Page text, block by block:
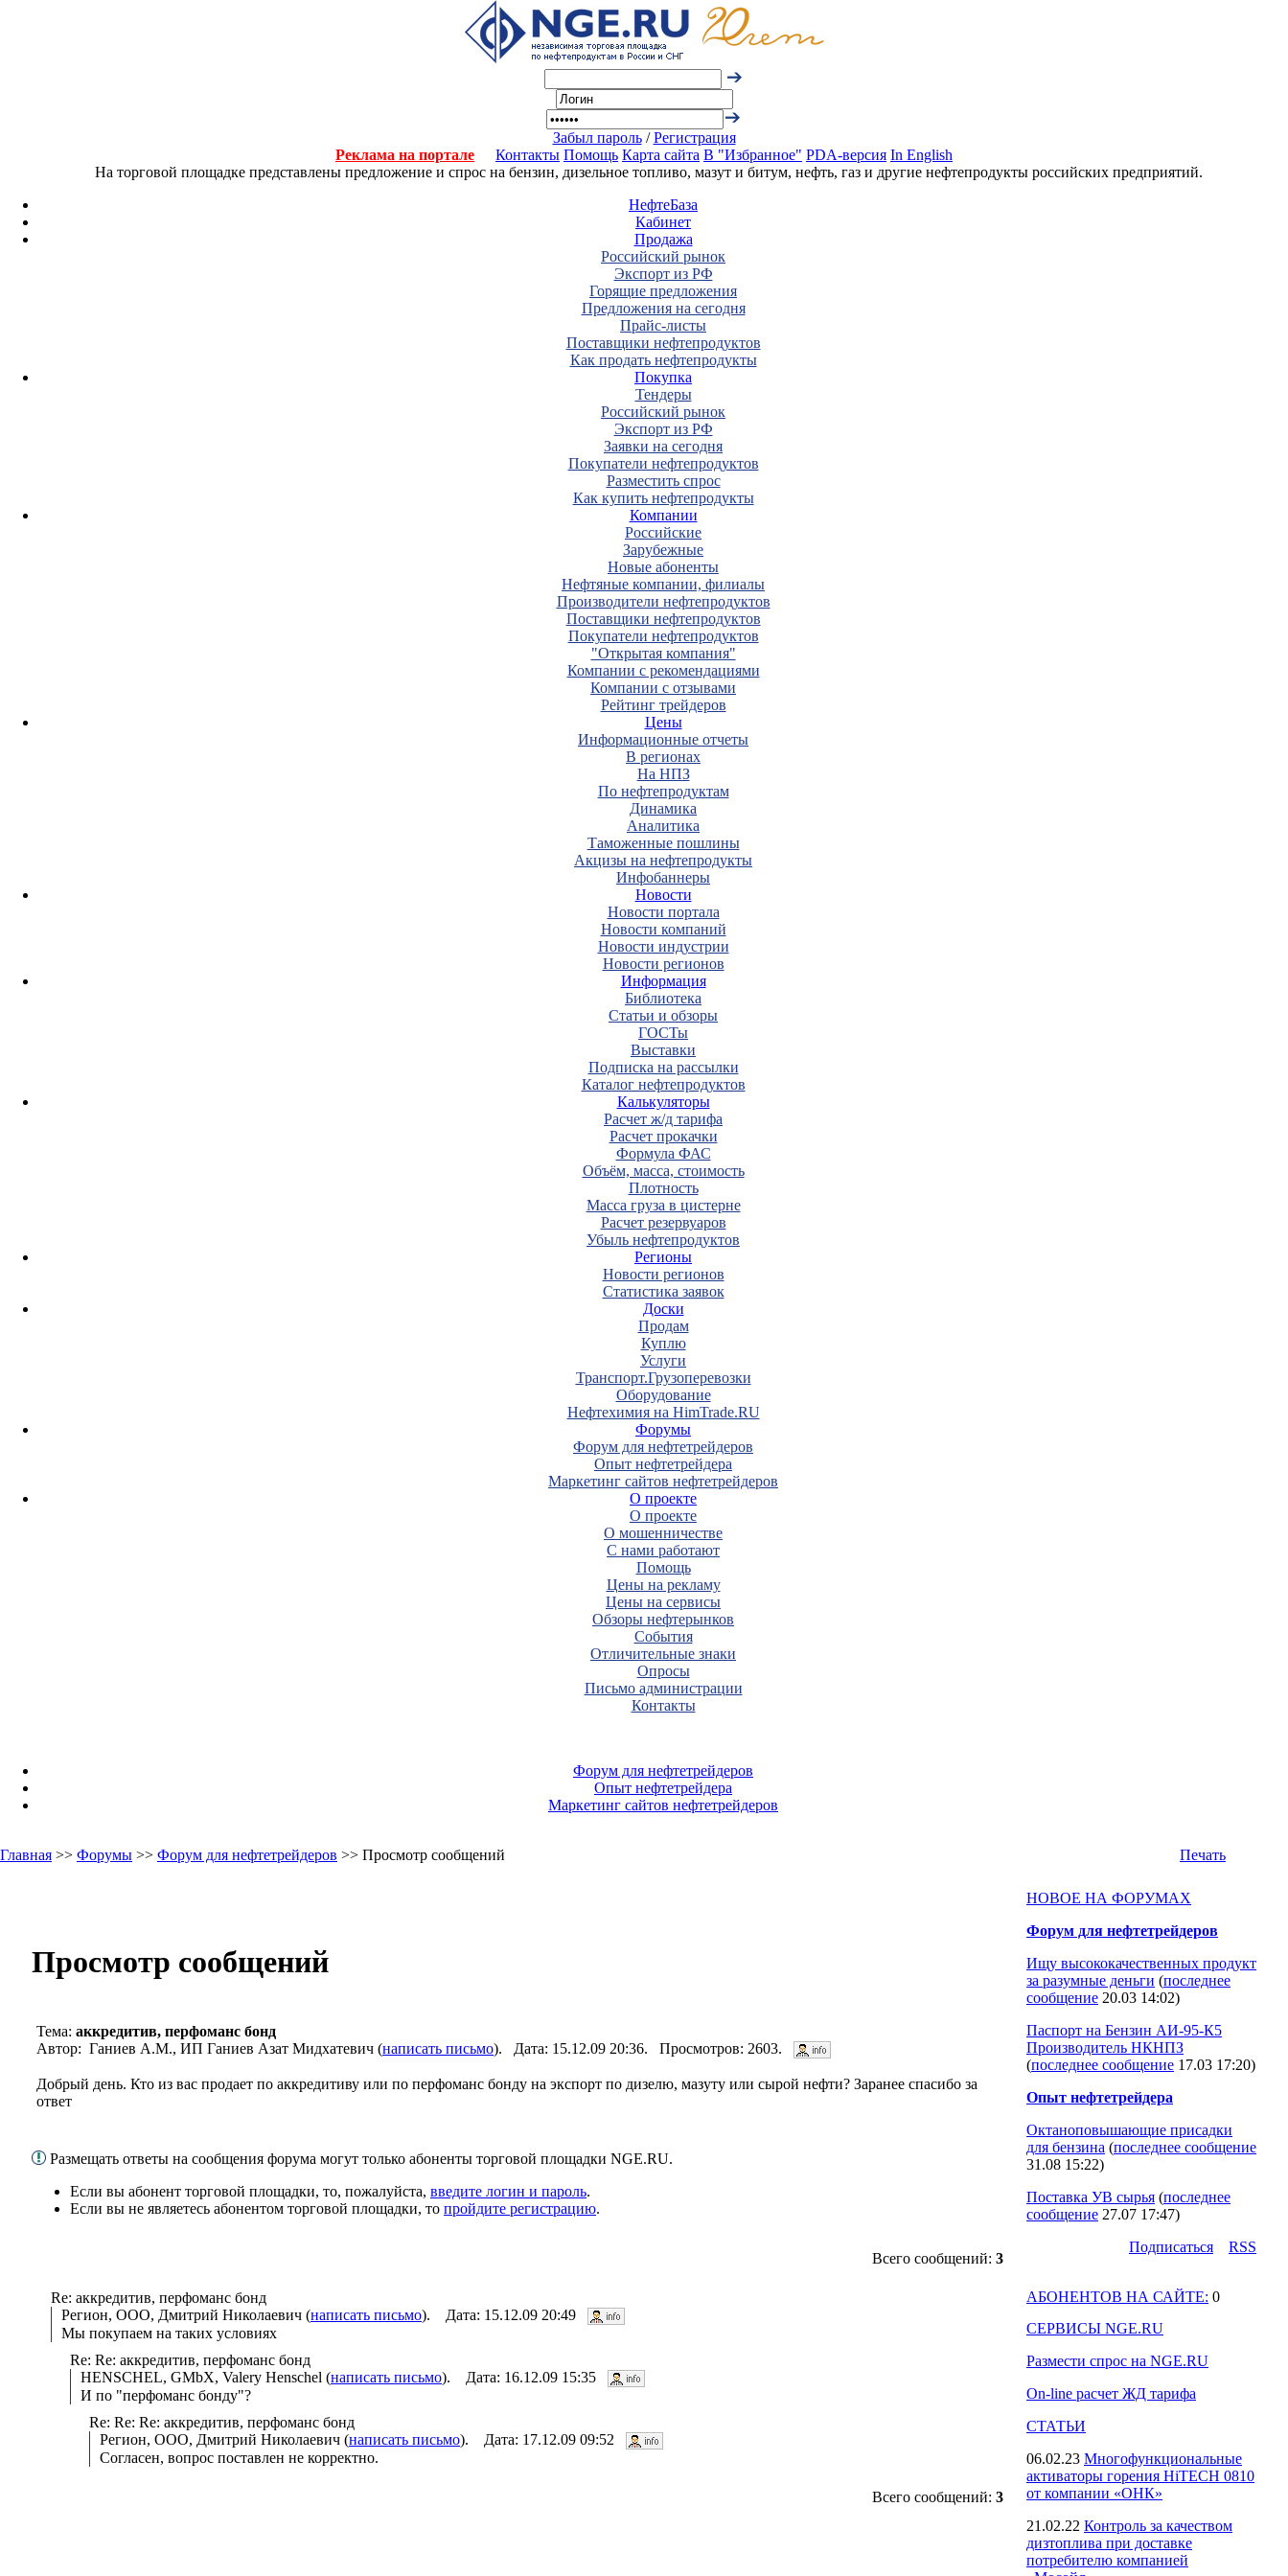
Забыл пароль/Регистрация
Реклама на портале
Контакты Помощь Карта сайта В "Избранное" PDA-версия In English
На торговой площадке представлены предложение и спрос на бензин, дизельное топливо, мазут и битум, нефть, газ и другие нефтепродукты российских предприятий.
НефтеБаза
Кабинет
Продажа
Российский рынок
Экспорт из РФ
Горящие предложения
Предложения на сегодня
Прайс-листы
Поставщики нефтепродуктов
Как продать нефтепродукты
Покупка
Тендеры
Российский рынок
Экспорт из РФ
Заявки на сегодня
Покупатели нефтепродуктов
Разместить спрос
Как купить нефтепродукты
Компании
Российские
Зарубежные
Новые абоненты
Нефтяные компании, филиалы
Производители нефтепродуктов
Поставщики нефтепродуктов
Покупатели нефтепродуктов
"Открытая компания"
Компании с рекомендациями
Компании с отзывами
Рейтинг трейдеров
Цены
Информационные отчеты
В регионах
На НПЗ
По нефтепродуктам
Динамика
Аналитика
Таможенные пошлины
Акцизы на нефтепродукты
Инфобаннеры
Новости
Новости портала
Новости компаний
Новости индустрии
Новости регионов
Информация
Библиотека
Статьи и обзоры
ГОСТы
Выставки
Подписка на рассылки
Каталог нефтепродуктов
Калькуляторы
Расчет ж/д тарифа
Расчет прокачки
Формула ФАС
Объём, масса, стоимость
Плотность
Масса груза в цистерне
Расчет резервуаров
Убыль нефтепродуктов
Регионы
Новости регионов
Статистика заявок
Доски
Продам
Куплю
Услуги
Транспорт.Грузоперевозки
Оборудование
Нефтехимия на HimTrade.RU
Форумы
Форум для нефтетрейдеров
Опыт нефтетрейдера
Маркетинг сайтов нефтетрейдеров
О проекте
О проекте
О мошенничестве
С нами работают
Помощь
Цены на рекламу
Цены на сервисы
Обзоры нефтерынков
События
Отличительные знаки
Опросы
Письмо администрации
Контакты
Форум для нефтетрейдеров
Опыт нефтетрейдера
Маркетинг сайтов нефтетрейдеров
Главная >> Форумы >> Форум для нефтетрейдеров >> Просмотр сообщений Печать
Просмотр сообщений
Тема: аккредитив, перфоманс бонд
Автор: Ганиев А.М., ИП Ганиев Азат Мидхатевич (написать письмо). Дата: 15.12.09 20:36. Просмотров: 2603.
Добрый день. Кто из вас продает по аккредитиву или по перфоманс бонду на экспорт по дизелю, мазуту или сырой нефти? Заранее спасибо за
ответ
Размещать ответы на сообщения форума могут только абоненты торговой площадки NGE.RU.
Если вы абонент торговой площадки, то, пожалуйста, введите логин и пароль.
Если вы не являетесь абонентом торговой площадки, то пройдите регистрацию.
Всего сообщений: 3
Re: аккредитив, перфоманс бонд
Регион, ООО, Дмитрий Николаевич (написать письмо). Дата: 15.12.09 20:49
Мы покупаем на таких условиях
Re: Re: аккредитив, перфоманс бонд
HENSCHEL, GMbX, Valery Henschel (написать письмо). Дата: 16.12.09 15:35
И по "перфоманс бонду"?
Re: Re: Re: аккредитив, перфоманс бонд
Регион, ООО, Дмитрий Николаевич (написать письмо). Дата: 17.12.09 09:52
Согласен, вопрос поставлен не корректно.
Всего сообщений: 3
НОВОЕ НА ФОРУМАХ
Форум для нефтетрейдеров
Ищу высококачественных продукт
за разумные деньги (последнее
сообщение 20.03 14:02)
Паспорт на Бензин АИ-95-К5
Производитель НКНПЗ
(последнее сообщение 17.03 17:20)
Опыт нефтетрейдера
Октаноповышающие присадки
для бензина (последнее сообщение
31.08 15:22)
Поставка УВ сырья (последнее
сообщение 27.07 17:47)
Подпиcаться
RSS
АБОНЕНТОВ НА САЙТЕ: 0
СЕРВИСЫ NGE.RU
Размести спрос на NGE.RU
On-line расчет ЖД тарифа
СТАТЬИ
06.02.23 Многофункциональные
активаторы горения HiTECH 0810
от компании «ОНК»
21.02.22 Контроль за качеством
дизтоплива при доставке
потребителю компанией